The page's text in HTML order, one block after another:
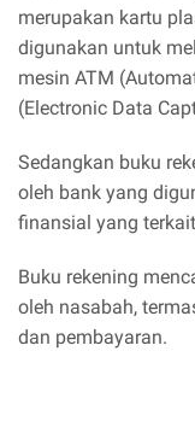
merupakan kartu
digunakan untuk
mesin ATM
(Electronic Data
Sedangkan buku
oleh bank yang
finansial yang
Buku rekening
oleh nasabah,
dan pembayaran.